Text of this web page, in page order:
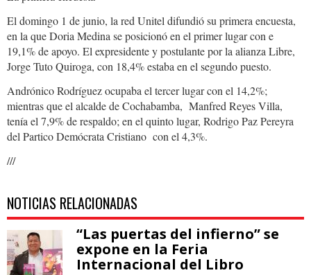
El domingo 1 de junio, la red Unitel difundió su primera encuesta,
en la que Doria Medina se posicionó en el primer lugar con e
19,1% de apoyo. El expresidente y postulante por la alianza Libre,
Jorge Tuto Quiroga, con 18,4% estaba en el segundo puesto.
Andrónico Rodríguez ocupaba el tercer lugar con el 14,2%;
mientras que el alcalde de Cochabamba, Manfred Reyes Villa,
tenía el 7,9% de respaldo; en el quinto lugar, Rodrigo Paz Pereyra
del Partico Demócrata Cristiano con el 4,3%.
///
NOTICIAS RELACIONADAS
“Las puertas del infierno” se
expone en la Feria
Internacional del Libro